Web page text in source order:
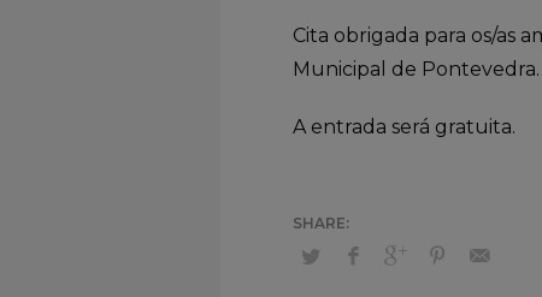
Cita obrigada para os/as
Municipal de Pontevedra.
A entrada será gratuita.